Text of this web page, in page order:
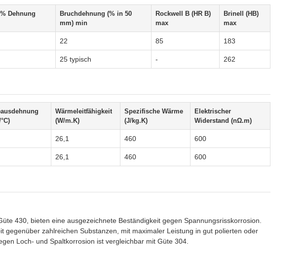
Dehnung
Bruchdehnung (% in 50
mm) min
Rockwell B (HR B)
max
Brinell (HB)
max
22 85 183
25 typisch - 262
Wärmeleitfähigkeit
(W/m.K)
Spezifische Wärme
(J/kg.K)
Elektrischer
Widerstand (nΩ.m)
26,1 460 600
26,1 460 600
430, bieten eine ausgezeichnete Beständigkeit gegen Spannungsrisskorrosion.
gegenüber zahlreichen Substanzen, mit maximaler Leistung in gut polierten oder
Loch- und Spaltkorrosion ist vergleichbar mit Güte 304.